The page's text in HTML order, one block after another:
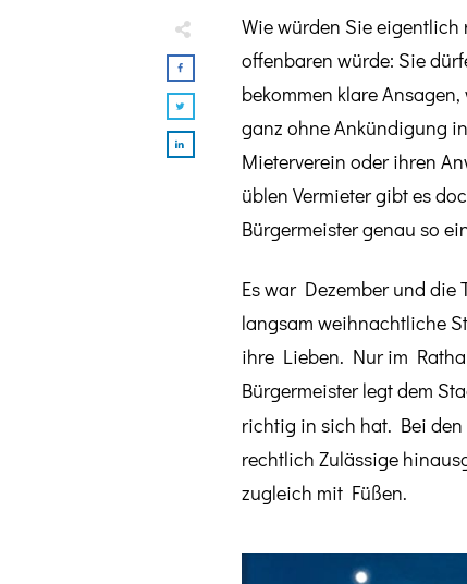
Wie würden Sie
offenbaren würde: Sie
bekommen klare
ganz ohne Ankündigung
Mieterverein oder ihren
üblen Vermieter gibt es
Bürgermeister genau so
Es war Dezember und die
langsam weihnachtliche
ihre Lieben. Nur im
Bürgermeister legt dem
richtig in sich hat. Bei
rechtlich Zulässige
zugleich mit Füßen.